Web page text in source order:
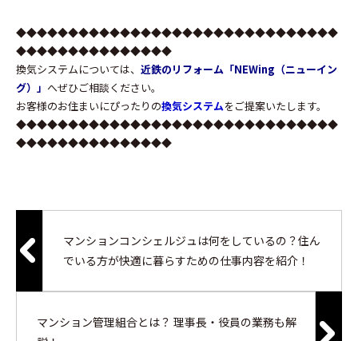
◆◆◆◆◆◆◆◆◆◆◆◆◆◆◆◆◆◆◆◆◆◆◆◆◆◆◆◆◆◆◆
◆◆◆◆◆◆◆◆◆◆◆◆◆◆◆
換気システムについては、 近鉄のリフォーム「NEWing（ニューイン
グ）」 へぜひご相談ください。
お客様のお住まいにぴったりの換気システムをご提案いたします。
◆◆◆◆◆◆◆◆◆◆◆◆◆◆◆◆◆◆◆◆◆◆◆◆◆◆◆◆◆◆◆
◆◆◆◆◆◆◆◆◆◆◆◆◆◆◆
マンションコンシェルジュは何をしているの？住ん
でいる方が快適に暮らすための仕事内容を紹介！
マンション管理組合とは？ 理事長・役員の業務も解